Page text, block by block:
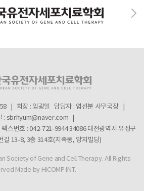
| 회장 : 임광일 담당자 : 염선분 사무국장 |
: sbrhyum@naver.com |
스번호 : 042-721-994434086 대전광역시 유성구
길 13-8, 3층 314호(지족동, 양지빌딩)
Society of Gene and Cell Therapy. All Rights
Made by HICOMP INT.